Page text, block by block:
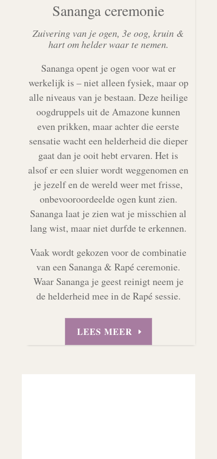
Sananga ceremonie
Zuivering van je ogen, 3e oog, kruin &
hart om helder waar te nemen.
Sananga opent je ogen voor wat er
werkelijk is – niet alleen fysiek, maar op
alle niveaus van je bestaan. Deze heilige
oogdruppels uit de Amazone kunnen
even prikken, maar achter die eerste
sensatie wacht een helderheid die dieper
gaat dan je ooit hebt ervaren. Het is
alsof er een sluier wordt weggenomen en
je jezelf en de wereld weer met frisse,
onbevooroordeelde ogen kunt zien.
Sananga laat je zien wat je misschien al
lang wist, maar niet durfde te erkennen.
Vaak wordt gekozen voor de combinatie
van een Sananga & Rapé ceremonie.
Waar Sananga je geest reinigt neem je
de helderheid mee in de Rapé sessie.
LEES MEER